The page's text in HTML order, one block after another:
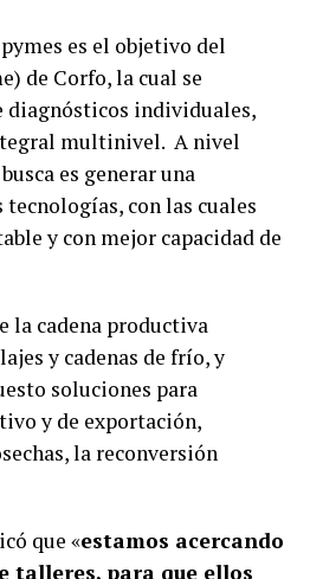
es el objetivo del
de Corfo, la cual se
diagnósticos individuales,
multinivel. A nivel
es generar una
con las cuales
y con mejor capacidad de
la cadena productiva
y cadenas de frío, y
soluciones para
y de exportación,
la reconversión
que «estamos acercando
talleres, para que ellos